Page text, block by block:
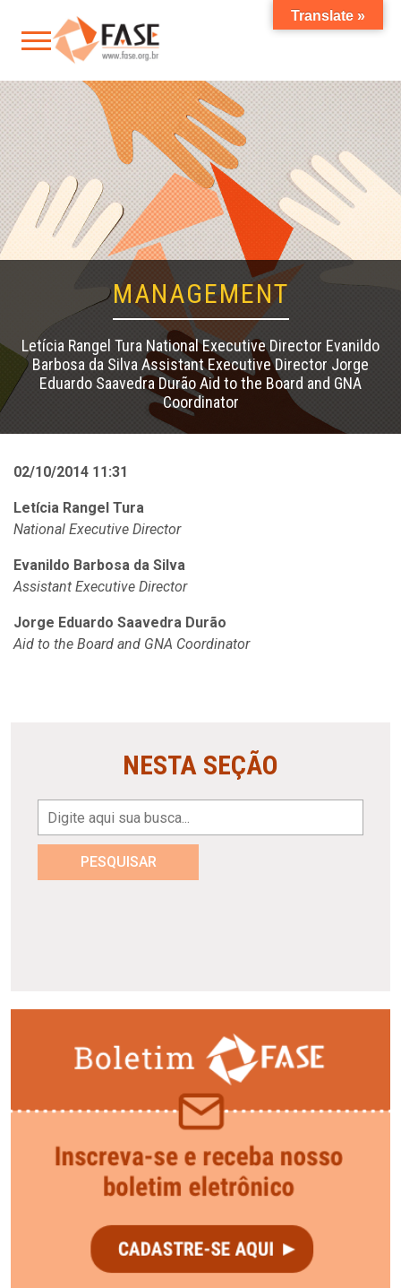
MANAGEMENT
Letícia Rangel Tura National Executive Director Evanildo
Barbosa da Silva Assistant Executive Director Jorge
Eduardo Saavedra Durão Aid to the Board and GNA
Coordinator
02/10/2014 11:31
Letícia Rangel Tura
National Executive Director
Evanildo Barbosa da Silva
Assistant Executive Director
Jorge Eduardo Saavedra Durão
Aid to the Board and GNA Coordinator
NESTA SEÇÃO
PESQUISAR
Translate »